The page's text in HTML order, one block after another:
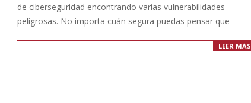
de ciberseguridad encontrando varias vulnerabilidades
peligrosas. No importa cuán segura puedas pensar que
LEER MÁS